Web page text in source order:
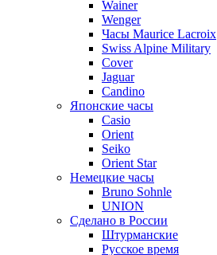
Wainer
Wenger
Часы Maurice Lacroix
Swiss Alpine Military
Cover
Jaguar
Candino
Японские часы
Casio
Orient
Seiko
Orient Star
Немецкие часы
Bruno Sohnle
UNION
Сделано в России
Штурманские
Русское время